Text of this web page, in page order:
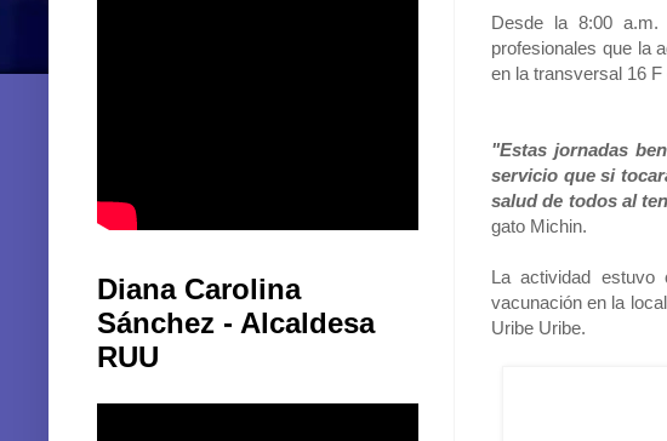
Desde la 8:00
profesionales que la
en la transversal 16
"Estas jornadas
servicio que si
salud de todos al
gato Michin.
La actividad
vacunación en la
Diana Carolina
Sánchez - Alcaldesa
RUU